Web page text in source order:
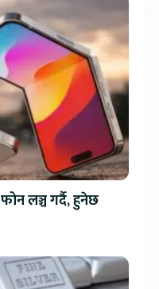
लञ्च गर्दै, हुनेछ